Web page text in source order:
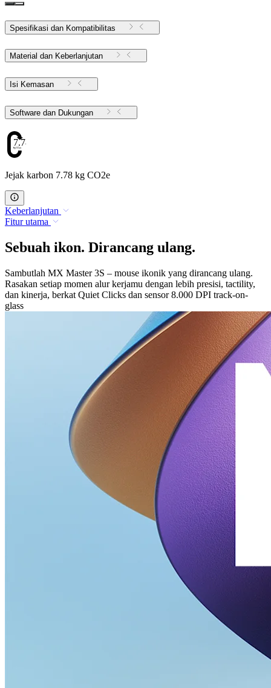
Spesifikasi dan Kompatibilitas
Material dan Keberlanjutan
Isi Kemasan
Software dan Dukungan
7.78
Jejak karbon 7.78 kg CO2e
Keberlanjutan
Fitur utama
Sebuah ikon. Dirancang ulang.
Sambutlah MX Master 3S – mouse ikonik yang dirancang ulang.
Rasakan setiap momen alur kerjamu dengan lebih presisi, tactility,
dan kinerja, berkat Quiet Clicks dan sensor 8.000 DPI track-on-
glass